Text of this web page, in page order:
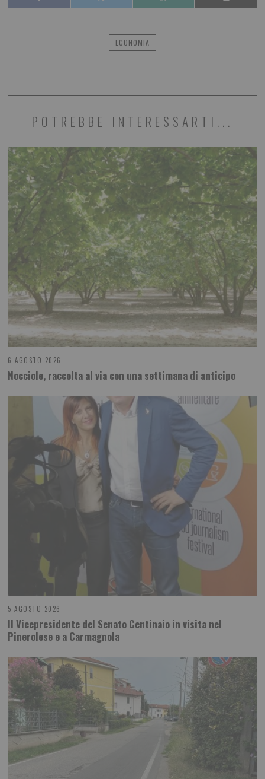
ECONOMIA
POTREBBE INTERESSARTI...
6 AGOSTO 2026
Nocciole, raccolta al via con una settimana di anticipo
5 AGOSTO 2026
Il Vicepresidente del Senato Centinaio in visita nel
Pinerolese e a Carmagnola